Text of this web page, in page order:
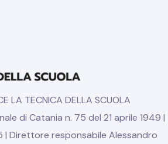
LA TECNICA DELLA SCUOLA
di Catania n. 75 del 21 aprile 1949 |
| Direttore responsabile Alessandro